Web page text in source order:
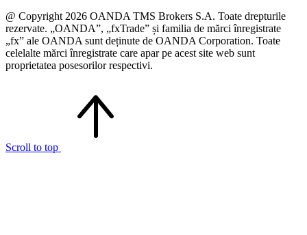
@ Copyright 2026 OANDA TMS Brokers S.A. Toate drepturile
rezervate. „OANDA”, „fxTrade” și familia de mărci înregistrate
„fx” ale OANDA sunt deținute de OANDA Corporation. Toate
celelalte mărci înregistrate care apar pe acest site web sunt
proprietatea posesorilor respectivi.
Scroll to top